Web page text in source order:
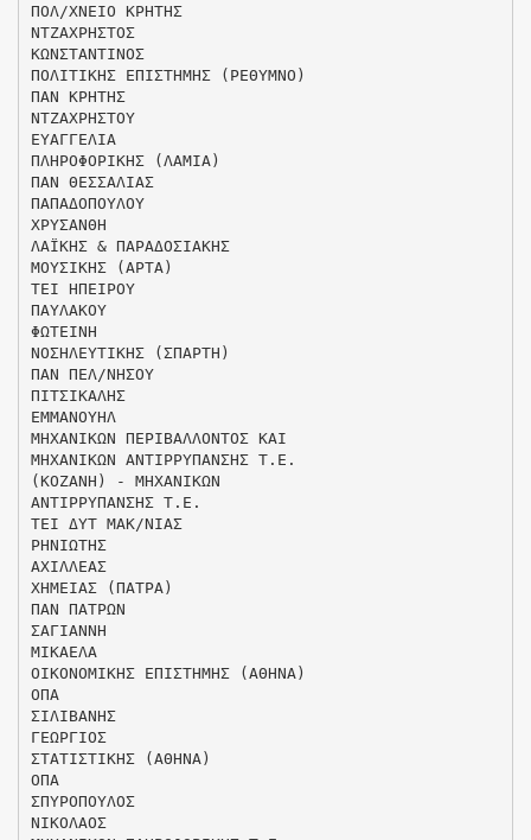
ΠΟΛ/ΧΝΕΙΟ ΚΡΗΤΗΣ
ΝΤΖΑΧΡΗΣΤΟΣ
ΚΩΝΣΤΑΝΤΙΝΟΣ
ΠΟΛΙΤΙΚΗΣ ΕΠΙΣΤΗΜΗΣ (ΡΕΘΥΜΝΟ)
ΠΑΝ ΚΡΗΤΗΣ
ΝΤΖΑΧΡΗΣΤΟΥ
ΕΥΑΓΓΕΛΙΑ
ΠΛΗΡΟΦΟΡΙΚΗΣ (ΛΑΜΙΑ)
ΠΑΝ ΘΕΣΣΑΛΙΑΣ
ΠΑΠΑΔΟΠΟΥΛΟΥ
ΧΡΥΣΑΝΘΗ
ΛΑΪΚΗΣ & ΠΑΡΑΔΟΣΙΑΚΗΣ
ΜΟΥΣΙΚΗΣ (ΑΡΤΑ)
ΤΕΙ ΗΠΕΙΡΟΥ
ΠΑΥΛΑΚΟΥ
ΦΩΤΕΙΝΗ
ΝΟΣΗΛΕΥΤΙΚΗΣ (ΣΠΑΡΤΗ)
ΠΑΝ ΠΕΛ/ΝΗΣΟΥ
ΠΙΤΣΙΚΑΛΗΣ
ΕΜΜΑΝΟΥΗΛ
ΜΗΧΑΝΙΚΩΝ ΠΕΡΙΒΑΛΛΟΝΤΟΣ ΚΑΙ
ΜΗΧΑΝΙΚΩΝ ΑΝΤΙΡΡΥΠΑΝΣΗΣ Τ.Ε.
(ΚΟΖΑΝΗ) - ΜΗΧΑΝΙΚΩΝ
ΑΝΤΙΡΡΥΠΑΝΣΗΣ Τ.Ε.
ΤΕΙ ΔΥΤ ΜΑΚ/ΝΙΑΣ
ΡΗΝΙΩΤΗΣ
ΑΧΙΛΛΕΑΣ
ΧΗΜΕΙΑΣ (ΠΑΤΡΑ)
ΠΑΝ ΠΑΤΡΩΝ
ΣΑΓΙΑΝΝΗ
ΜΙΚΑΕΛΑ
ΟΙΚΟΝΟΜΙΚΗΣ ΕΠΙΣΤΗΜΗΣ (ΑΘΗΝΑ)
ΟΠΑ
ΣΙΛΙΒΑΝΗΣ
ΓΕΩΡΓΙΟΣ
ΣΤΑΤΙΣΤΙΚΗΣ (ΑΘΗΝΑ)
ΟΠΑ
ΣΠΥΡΟΠΟΥΛΟΣ
ΝΙΚΟΛΑΟΣ